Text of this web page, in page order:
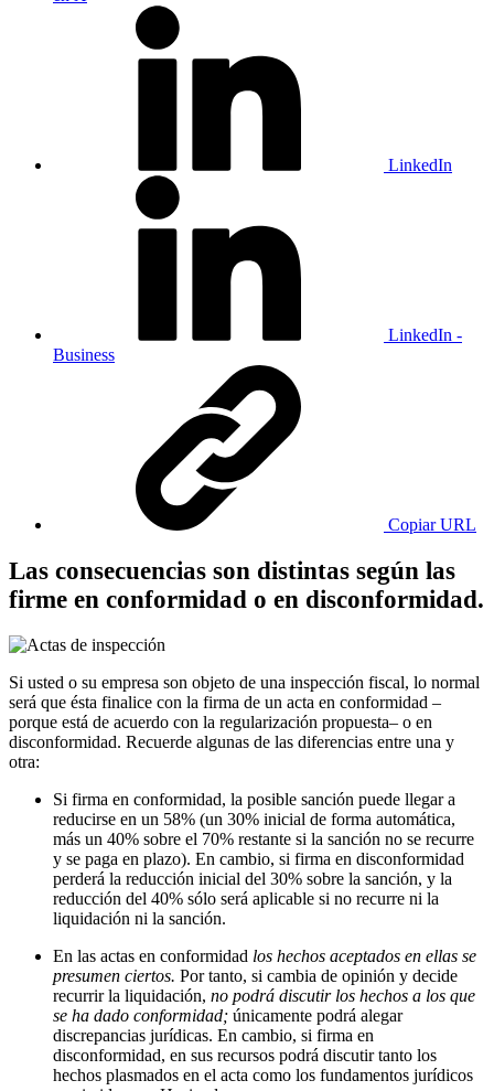
LinkedIn
LinkedIn -
Business
Copiar URL
Las consecuencias son distintas según las
firme en conformidad o en disconformidad.
Si usted o su empresa son objeto de una inspección fiscal, lo normal
será que ésta finalice con la firma de un acta en conformidad –
porque está de acuerdo con la regularización propuesta– o en
disconformidad. Recuerde algunas de las diferencias entre una y
otra:
Si firma en conformidad, la posible sanción puede llegar a
reducirse en un 58% (un 30% inicial de forma automática,
más un 40% sobre el 70% restante si la sanción no se recurre
y se paga en plazo). En cambio, si firma en disconformidad
perderá la reducción inicial del 30% sobre la sanción, y la
reducción del 40% sólo será aplicable si no recurre ni la
liquidación ni la sanción.
En las actas en conformidad los hechos aceptados en ellas se
presumen ciertos. Por tanto, si cambia de opinión y decide
recurrir la liquidación, no podrá discutir los hechos a los que
se ha dado conformidad; únicamente podrá alegar
discrepancias jurídicas. En cambio, si firma en
disconformidad, en sus recursos podrá discutir tanto los
hechos plasmados en el acta como los fundamentos jurídicos